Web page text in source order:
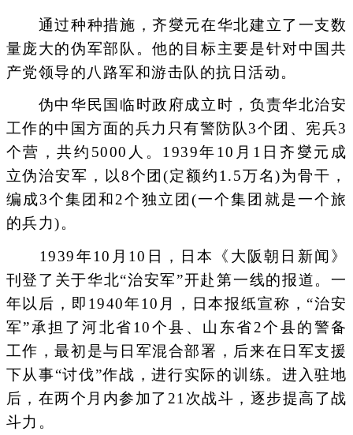
通过种种措施，齐燮元在华北建立了一支数
量庞大的伪军部队。他的目标主要是针对中国共
产党领导的八路军和游击队的抗日活动。
伪中华民国临时政府成立时，负责华北治安
工作的中国方面的兵力只有警防队3个团、宪兵3
个营，共约5000人。1939年10月1日齐燮元成
立伪治安军，以8个团(定额约1.5万名)为骨干，
编成3个集团和2个独立团(一个集团就是一个旅
的兵力)。
1939年10月10日，日本《大阪朝日新闻》
刊登了关于华北“治安军”开赴第一线的报道。一
年以后，即1940年10月，日本报纸宣称，“治安
军”承担了河北省10个县、山东省2个县的警备
工作，最初是与日军混合部署，后来在日军支援
下从事“讨伐”作战，进行实际的训练。进入驻地
后，在两个月内参加了21次战斗，逐步提高了战
斗力。